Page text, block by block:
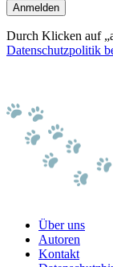
Anmelden
Durch Klicken auf
Datenschutzpolitik
Über uns
Autoren
Kontakt